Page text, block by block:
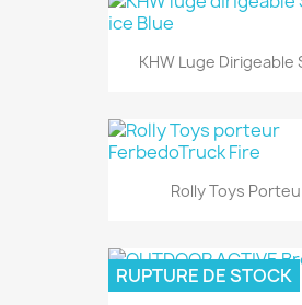
KHW Luge Dirigeable
Rolly Toys
RUPTURE DE STOCK